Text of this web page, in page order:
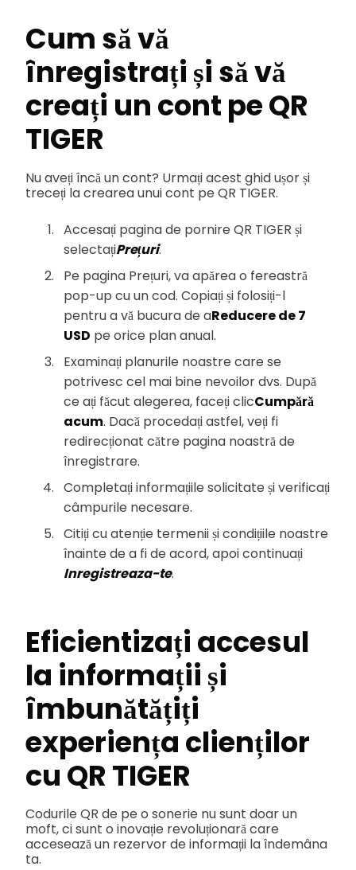
Cum să vă
înregistrați și să vă
creați un cont pe QR
TIGER
Nu aveți încă un cont? Urmați acest ghid ușor și
treceți la crearea unui cont pe QR TIGER.
Accesați pagina de pornire QR TIGER și
selectațiPrețuri.
Pe pagina Prețuri, va apărea o fereastră
pop-up cu un cod. Copiați și folosiți-l
pentru a vă bucura de aReducere de 7
USD pe orice plan anual.
Examinați planurile noastre care se
potrivesc cel mai bine nevoilor dvs. După
ce ați făcut alegerea, faceți clicCumpără
acum. Dacă procedați astfel, veți fi
redirecționat către pagina noastră de
înregistrare.
Completați informațiile solicitate și verificați
câmpurile necesare.
Citiți cu atenție termenii și condițiile noastre
înainte de a fi de acord, apoi continuați
Inregistreaza-te.
Eficientizați accesul
la informații și
îmbunătățiți
experiența clienților
cu QR TIGER
Codurile QR de pe o sonerie nu sunt doar un
moft, ci sunt o inovație revoluționară care
accesează un rezervor de informații la îndemâna
ta.